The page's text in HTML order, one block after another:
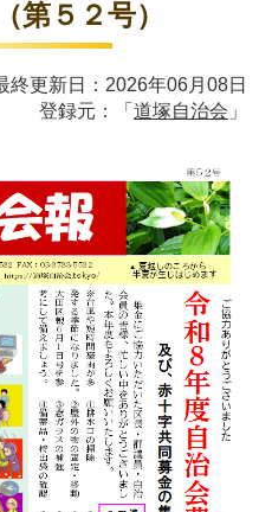
第５２号）
更新日：2026年06月08日
登録元：「 道塚自治会 」